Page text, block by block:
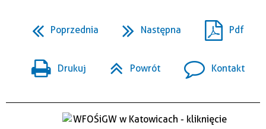
Poprzednia Następna Pdf
Drukuj Powrót Kontakt